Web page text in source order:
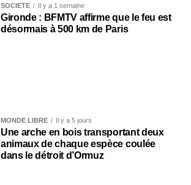
SOCIÉTÉ Il y a 1 semaine
Gironde : BFMTV affirme que le feu est
désormais à 500 km de Paris
MONDE LIBRE Il y a 5 jours
Une arche en bois transportant deux
animaux de chaque espèce coulée
dans le détroit d’Ormuz